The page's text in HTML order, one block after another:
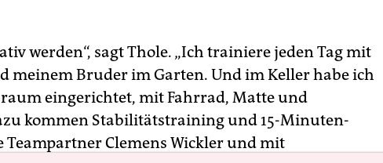
werden“, sagt Thole. „Ich trainiere jeden Tag mit
meinem Bruder im Garten. Und im Keller habe ich
eingerichtet, mit Fahrrad, Matte und
kommen Stabilitätstraining und 15-Minuten-
Teampartner Clemens Wickler und mit